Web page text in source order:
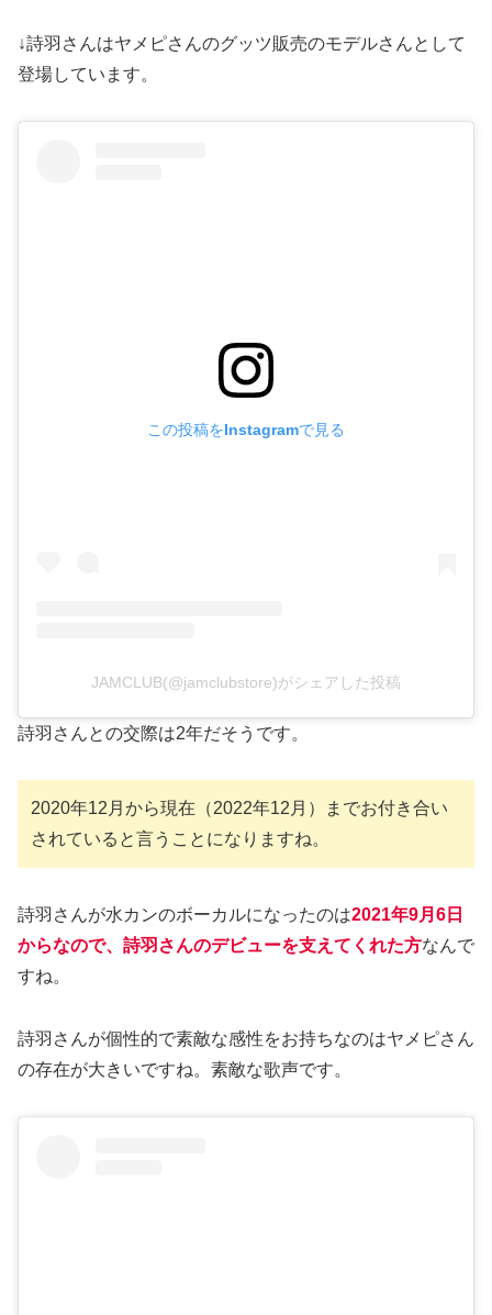
↓詩羽さんはヤメピさんのグッツ販売のモデルさんとして
登場しています。
この投稿をInstagramで見る
JAMCLUB(@jamclubstore)がシェアした投稿
詩羽さんとの交際は2年だそうです。
2020年12月から現在（2022年12月）までお付き合い
されていると言うことになりますね。
詩羽さんが水カンのボーカルになったのは2021年9月6日
からなので、詩羽さんのデビューを支えてくれた方なんで
すね。
詩羽さんが個性的で素敵な感性をお持ちなのはヤメピさん
の存在が大きいですね。素敵な歌声です。